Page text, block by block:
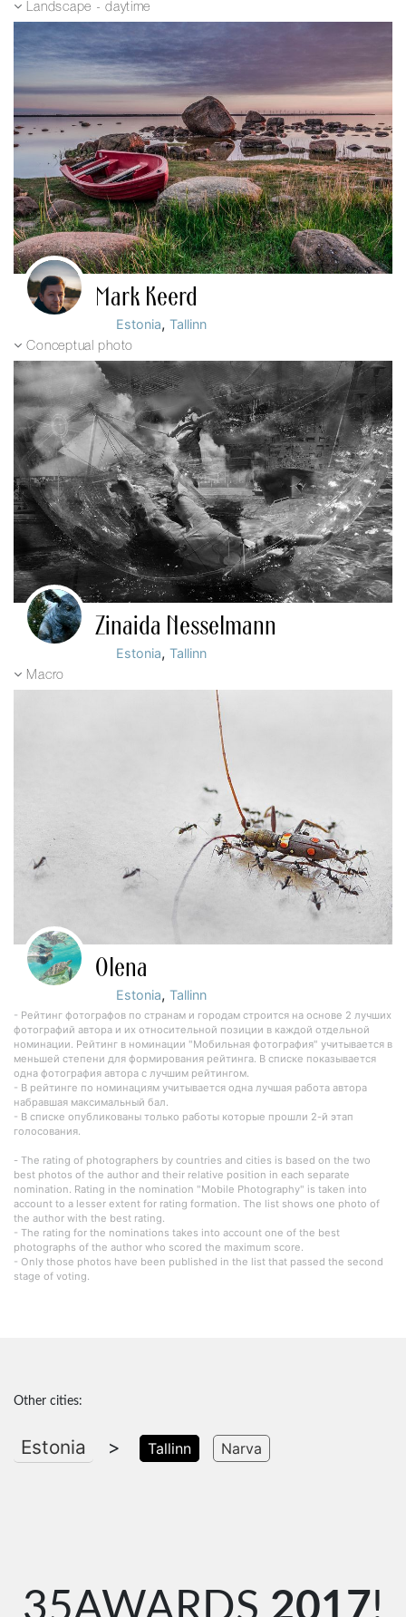
Landscape - daytime
Mark Keerd
Estonia,Tallinn
Conceptual photo
Zinaida Nesselmann
Estonia,Tallinn
Macro
Olena
Estonia,Tallinn
- Рейтинг фотографов по странам и городам строится на основе 2 лучших
фотографий автора и их относительной позиции в каждой отдельной
номинации. Рейтинг в номинации "Мобильная фотография" учитывается в
меньшей степени для формирования рейтинга. В списке показывается
одна фотография автора с лучшим рейтингом.
- В рейтинге по номинациям учитывается одна лучшая работа автора
набравшая максимальный бал.
- В списке опубликованы только работы которые прошли 2-й этап
голосования.
- The rating of photographers by countries and cities is based on the two
best photos of the author and their relative position in each separate
nomination. Rating in the nomination "Mobile Photography" is taken into
account to a lesser extent for rating formation. The list shows one photo of
the author with the best rating.
- The rating for the nominations takes into account one of the best
photographs of the author who scored the maximum score.
- Only those photos have been published in the list that passed the second
stage of voting.
Other cities:
Estonia > Tallinn Narva
35AWARDS 2017!